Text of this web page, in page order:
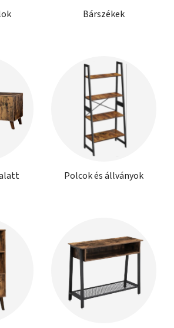
Bárszékek
Polcok és állványok